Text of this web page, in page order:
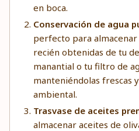
en boca.
Conservación de agua
perfecto para almacenar
recién obtenidas de tu
manantial o tu filtro de
manteniéndolas frescas
ambiental.
Trasvase de aceites
almacenar aceites de